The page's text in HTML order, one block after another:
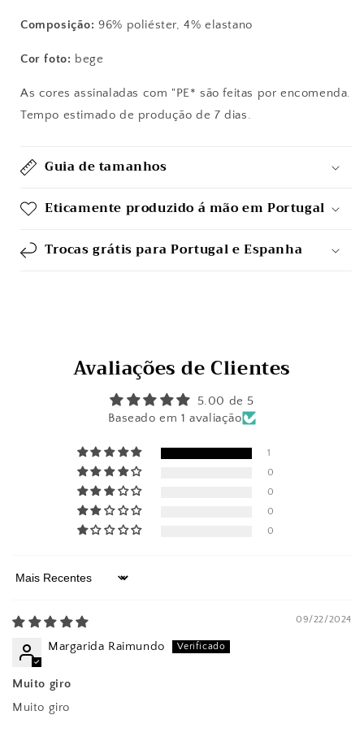
Composição: 96% poliéster, 4% elastano
Cor foto: bege
As cores assinaladas com "PE* são feitas por encomenda.
Tempo estimado de produção de 7 dias.
Guia de tamanhos
Eticamente produzido á mão em Portugal
Trocas grátis para Portugal e Espanha
Avaliações de Clientes
5.00 de 5
Baseado em 1 avaliação
1
0
0
0
0
Sort by
09/22/2024
Margarida Raimundo
Muito giro
Muito giro